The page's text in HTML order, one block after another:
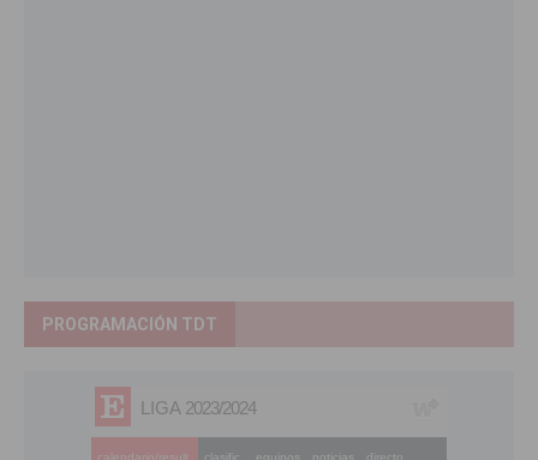
PROGRAMACIÓN TDT